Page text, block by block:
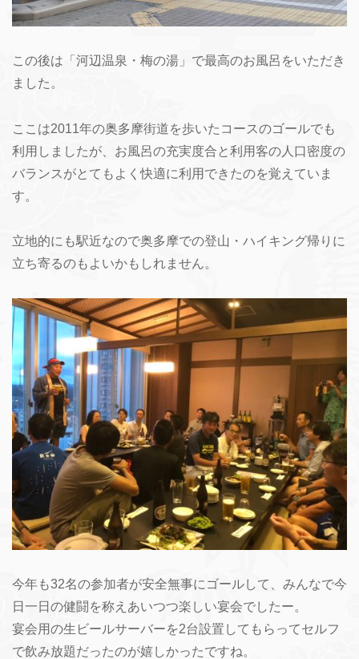
この後は「河辺温泉・梅の湯」で最高のお風呂をいただき
ました。
ここは2011年の奥多摩街道を歩いたコースのゴールでも
利用しましたが、お風呂の充実度合と利用客の人口密度の
バランスがとてもよく快適に利用できたのを覚えていま
す。
立地的にも駅近なので奥多摩での登山・ハイキング帰りに
立ち寄るのもよいかもしれません。
今年も32名の参加者が安全無事にゴールして、みんなで今
日一日の健闘を称えあいつつ楽しい宴会でしたー。
宴会用の生ビールサーバーを2台設置してもらってセルフ
で飲み放題だったのが嬉しかったですね。